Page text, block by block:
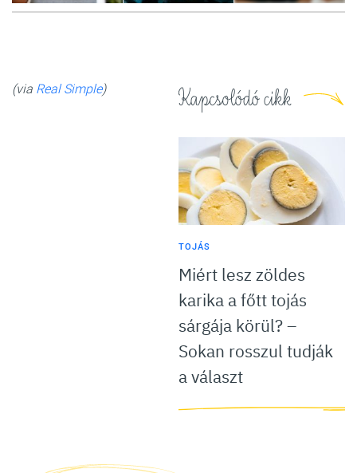
Kapcsolódó cikk
TOJÁS
Miért lesz zöldes
karika a főtt tojás
sárgája körül? –
Sokan rosszul tudják
a választ
(via Real Simple)